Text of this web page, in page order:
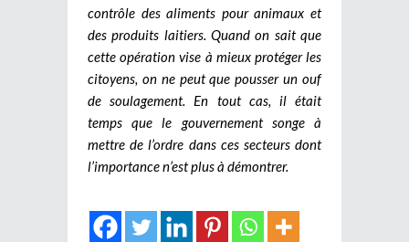
contrôle des aliments pour animaux et
des produits laitiers. Quand on sait que
cette opération vise à mieux protéger les
citoyens, on ne peut que pousser un ouf
de soulagement. En tout cas, il était
temps que le gouvernement songe à
mettre de l’ordre dans ces secteurs dont
l’importance n’est plus à démontrer.